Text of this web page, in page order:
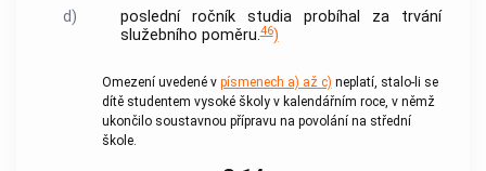
d)
poslední ročník studia probíhal za trvání
služebního poměru.46)
Omezení uvedené v písmenech a) až c) neplatí, stalo-li se
dítě studentem vysoké školy v kalendářním roce, v němž
ukončilo soustavnou přípravu na povolání na střední
škole.